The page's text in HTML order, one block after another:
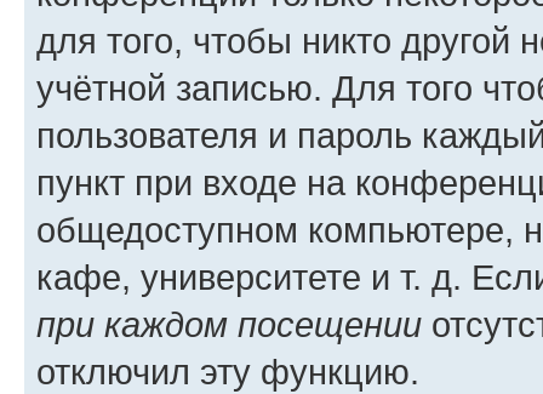
для того, чтобы никто другой
учётной записью. Для того
пользователя и пароль
пункт при входе на
общедоступном компьютере,
кафе, университете и т. д.
при каждом посещении
отключил эту функцию.